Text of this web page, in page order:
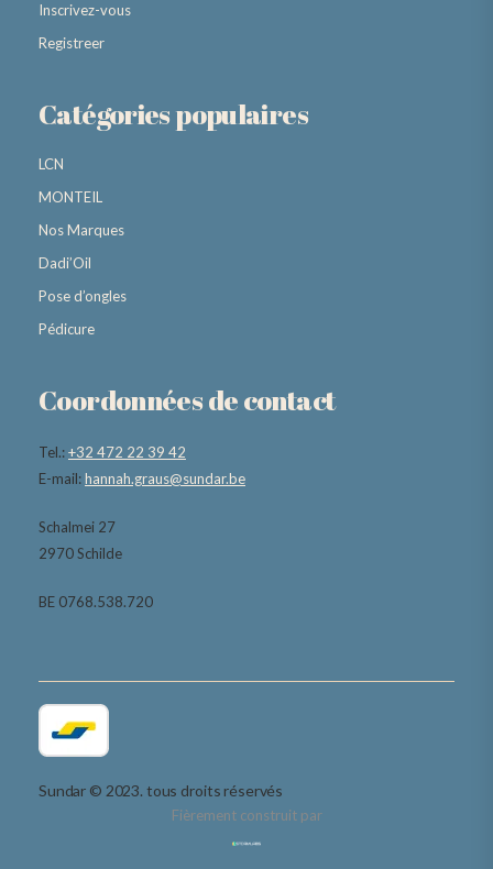
Inscrivez-vous
Registreer
Catégories populaires
LCN
MONTEIL
Nos Marques
Dadi’Oil
Pose d’ongles
Pédicure
Coordonnées de contact
Tel.:+32 472 22 39 42
E-mail:hannah.graus@sundar.be
Schalmei 27
2970 Schilde
BE 0768.538.720
Sundar © 2023. tous droits réservés
Fièrement construit par